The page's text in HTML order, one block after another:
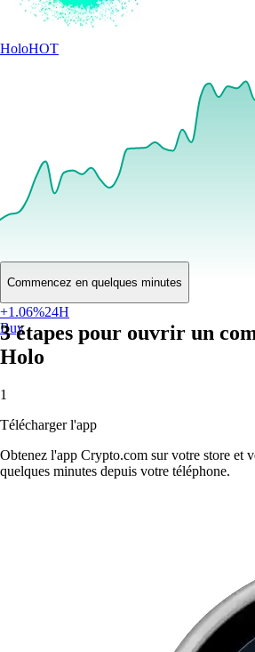
HoloHOT
+1.06%24H
Buy
Commencez en quelques minutes
3 étapes pour ouvrir un
Holo
1
Télécharger l'app
Obtenez l'app Crypto.com sur votre store et
quelques minutes depuis votre téléphone.